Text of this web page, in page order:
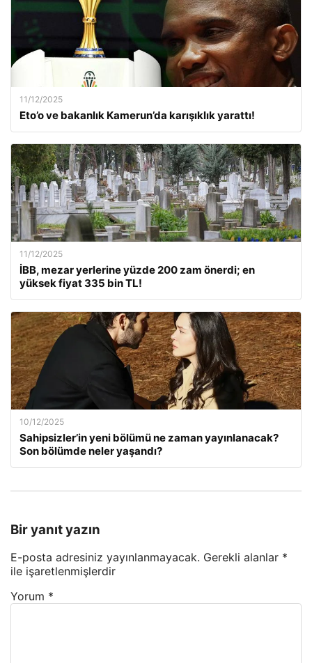
11/12/2025
Eto’o ve bakanlık Kamerun’da karışıklık yarattı!
11/12/2025
İBB, mezar yerlerine yüzde 200 zam önerdi; en
yüksek fiyat 335 bin TL!
10/12/2025
Sahipsizler’in yeni bölümü ne zaman yayınlanacak?
Son bölümde neler yaşandı?
Bir yanıt yazın
E-posta adresiniz yayınlanmayacak. Gerekli alanlar *
ile işaretlenmişlerdir
Yorum *